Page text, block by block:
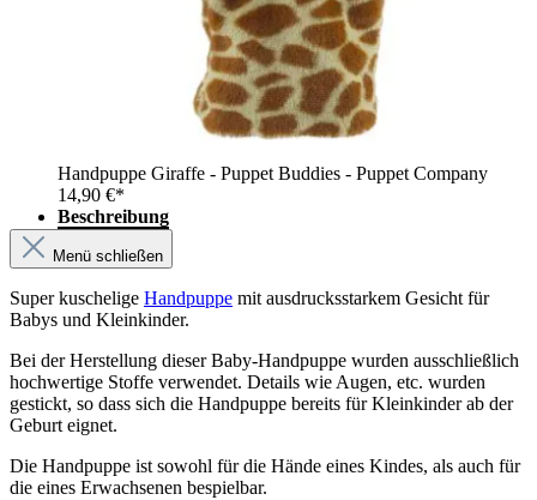
Handpuppe Giraffe - Puppet Buddies - Puppet Company
14,90 €*
Beschreibung
Menü schließen
Super kuschelige Handpuppe mit ausdrucksstarkem Gesicht für
Babys und Kleinkinder.
Bei der Herstellung dieser Baby-Handpuppe wurden ausschließlich
hochwertige Stoffe verwendet. Details wie Augen, etc. wurden
gestickt, so dass sich die Handpuppe bereits für Kleinkinder ab der
Geburt eignet.
Die Handpuppe ist sowohl für die Hände eines Kindes, als auch für
die eines Erwachsenen bespielbar.